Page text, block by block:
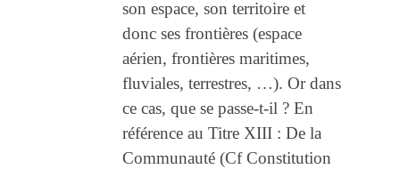
son espace, son territoire et
donc ses frontières (espace
aérien, frontières maritimes,
fluviales, terrestres, …). Or dans
ce cas, que se passe-t-il ? En
référence au Titre XIII : De la
Communauté (Cf Constitution